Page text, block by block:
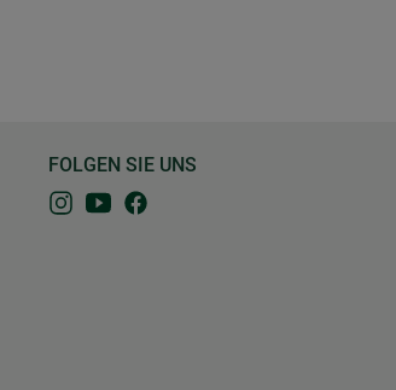
FOLGEN SIE UNS